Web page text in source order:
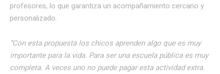
profesores, lo que garantiza un acompañamiento cercano y
personalizado.
“Con esta propuesta los chicos aprenden algo que es muy
importante para la vida. Para ser una escuela pública es muy
completa. A veces uno no puede pagar esta actividad extra.